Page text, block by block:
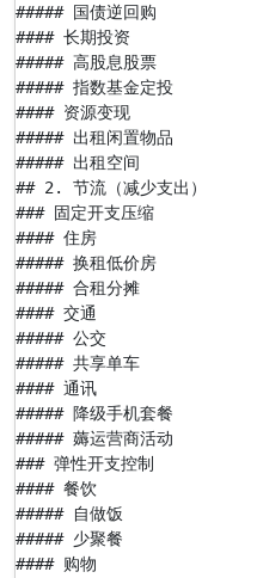
##### 国债逆回购
#### 长期投资
##### 高股息股票
##### 指数基金定投
#### 资源变现
##### 出租闲置物品
##### 出租空间
## 2. 节流（减少支出）
### 固定开支压缩
#### 住房
##### 换租低价房
##### 合租分摊
#### 交通
##### 公交
##### 共享单车
#### 通讯
##### 降级手机套餐
##### 薅运营商活动
### 弹性开支控制
#### 餐饮
##### 自做饭
##### 少聚餐
#### 购物